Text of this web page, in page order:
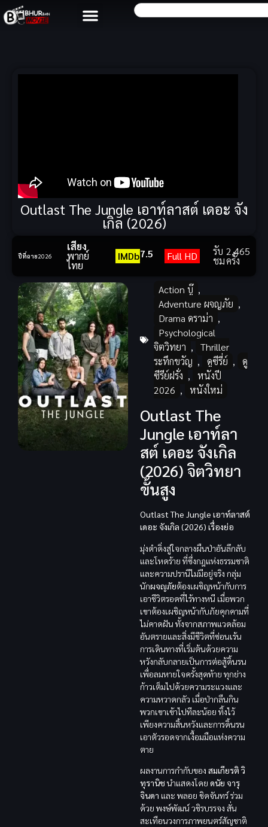
Outlast The Jungle เอาท์ลาสต์ เดอะ จัง
เกิล (2026)
ปีที่ฉาย2026
เสียง
พากย์
ไทย
IMDb7.5 Full HD รับ
ชม
2,465
ครั้ง
Action บู๊ ,
Adventure ผจญภัย ,
Drama ดราม่า ,
Psychological
จิตวิทยา ,
Thriller
ระทึกขวัญ , ดูซีรี่ย์ ,
ดู
ซีรีย์ฝรั่ง ,
หนังปี
2026 , หนังใหม่
Outlast The
Jungle เอาท์ลา
สต์ เดอะ จังเกิล
(2026) จิตวิทยา
ขั้นสูง
Outlast The Jungle เอาท์ลาสต์
เดอะ จังเกิล (2026) เรื่องย่อ
มุ่งดำดิ่งสู่ใจกลางผืนป่าอันลึกลับ
และโหดร้าย ที่ซึ่งกฎแห่งธรรมชาติ
และความปรานีไม่มีอยู่จริง กลุ่ม
นักผจญภัยต้องเผชิญหน้ากับการ
เอาชีวิตรอดที่ไร้ทางหนี เมื่อพวก
เขาต้องเผชิญหน้ากับภัยคุกคามที่
ไม่คาดฝัน ทั้งจากสภาพแวดล้อม
อันตรายและสิ่งมีชีวิตที่ซ่อนเร้น
การเดินทางที่เริ่มต้นด้วยความ
หวังกลับกลายเป็นการต่อสู้ดิ้นรน
เพื่อลมหายใจครั้งสุดท้าย ทุกย่าง
ก้าวเต็มไปด้วยความระแวงและ
ความหวาดกลัว เมื่อป่ากลืนกิน
พวกเขาเข้าไปทีละน้อย ทิ้งไว้
เพียงความสิ้นหวังและการดิ้นรน
เอาตัวรอดจากเงื้อมมือแห่งความ
ตาย
ผลงานการกำกับของ สมเกียรติ วิ
ทุรานิชนำแสดงโดย ดนัย จารุ
จินดา และ พลอย ชิดจันทร์ ร่วม
ด้วย พงษ์พัฒน์ วชิรบรรจง สั่น
สะเทือนวงการภาพยนตร์สัญชาติ